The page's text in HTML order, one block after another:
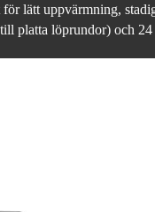
lätt uppvärmning,
platta löprundor) och